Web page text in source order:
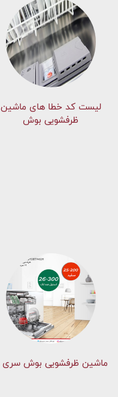
لیست کد خطا های ماشين
ظرفشویی بوش
ماشین ظرفشویی بوش سری 8